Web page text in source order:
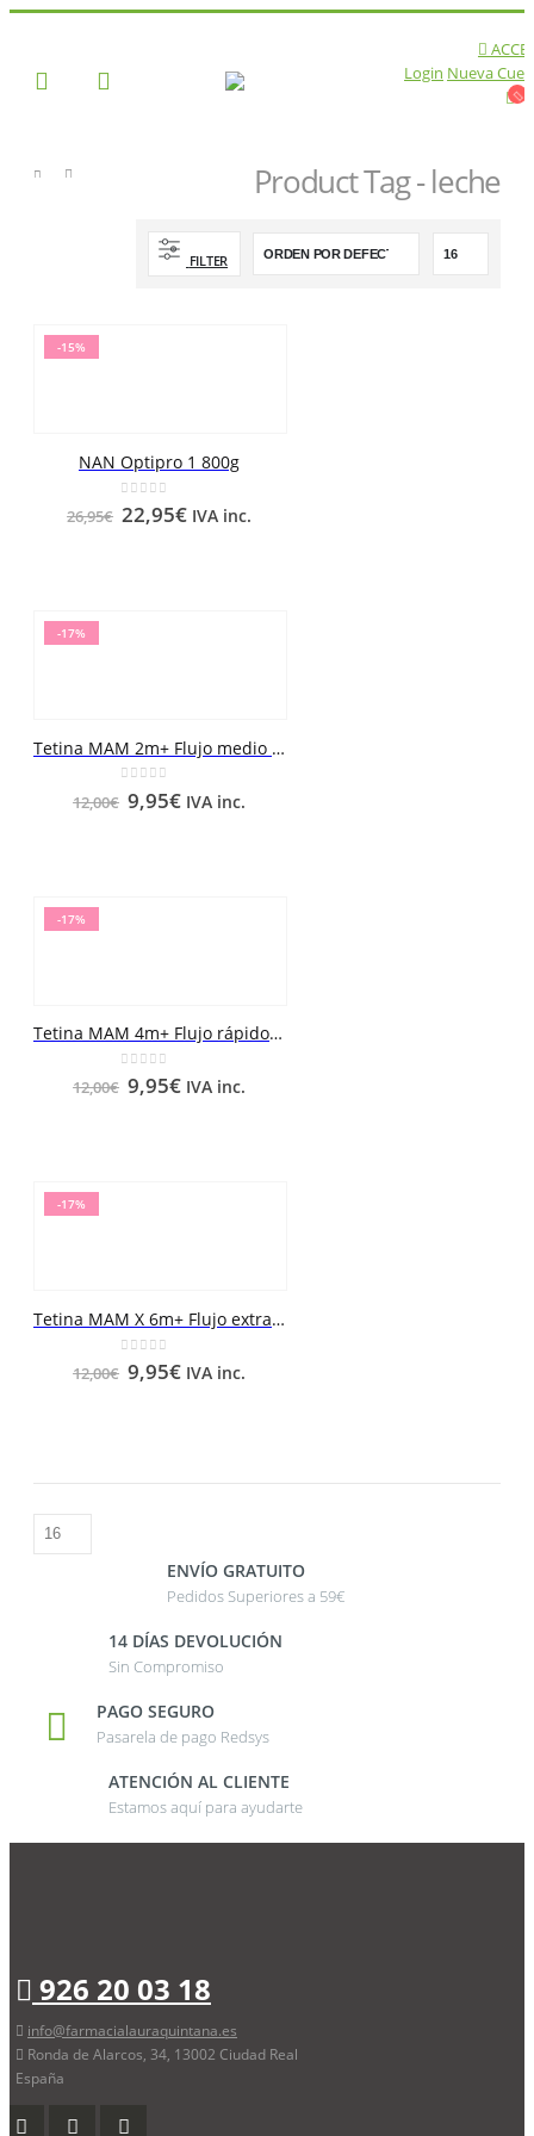
Login Nueva
Product Tag - leche
FILTER
-15%
NAN Optipro 1 800g
0out of 5
26,95€ 22,95€ IVA inc.
-17%
Tetina MAM 2m+ Flujo medio 2 unidades
out of 5
12,00€ 9,95€ IVA inc.
-17%
Tetina MAM 4m+ Flujo rápido 2 unidades
out of 5
12,00€ 9,95€ IVA inc.
-17%
Tetina MAM X 6m+ Flujo extra rápido 2 unidades
out of 5
12,00€ 9,95€ IVA inc.
ENVÍO GRATUITO
Pedidos Superiores a 59€
14 DÍAS DEVOLUCIÓN
Sin Compromiso
PAGO SEGURO
Pasarela de pago Redsys
ATENCIÓN AL CLIENTE
Estamos aquí para ayudarte
926 20 03 18
info@farmacialauraquintana.es
Ronda de Alarcos, 34, 13002 Ciudad Real
España